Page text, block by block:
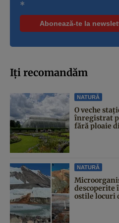
*
Iți recomandăm
NATURĂ
O veche
înregistrat
fără ploaie
NATURĂ
descoperite
ostile locuri